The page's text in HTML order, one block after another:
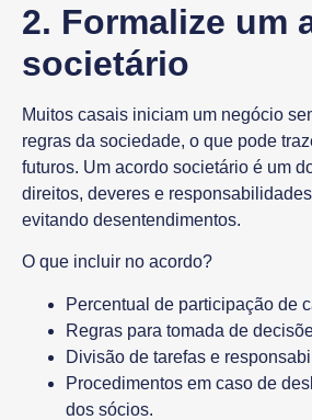
2. Formalize um
societário
Muitos casais iniciam um negócio
regras da sociedade, o que pode
futuros. Um acordo societário é um
direitos, deveres e
evitando desentendimentos.
O que incluir no acordo?
Percentual de participação de
Regras para tomada de
Divisão de tarefas e
Procedimentos em caso de
dos sócios.